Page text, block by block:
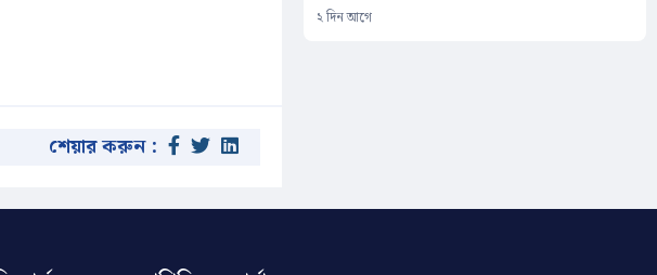
শেয়ার করুন :
২ দিন আগে